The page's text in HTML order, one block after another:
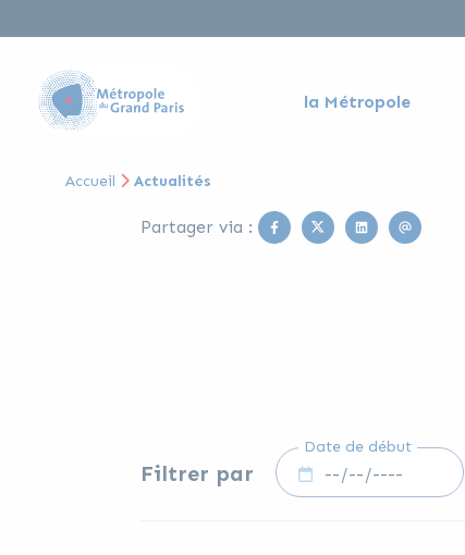
la Métropole
Accueil Actualités
Partager via : Facebook
TwitterLinkedinEmail
Filtrer par
Date de début